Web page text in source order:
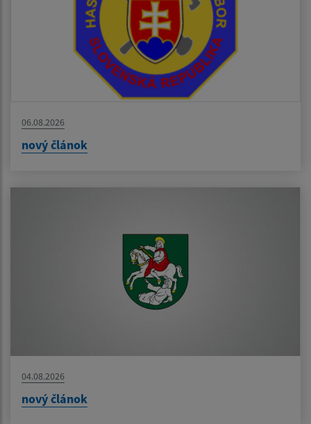
06.08.2026
nový článok
04.08.2026
nový článok